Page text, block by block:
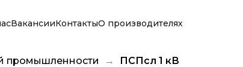
промышленности ПСПсл 1 кВ
ВакансииКонтактыО производителях